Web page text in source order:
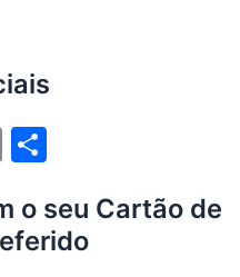
E
ai
l
ar
e
o seu Cartão de